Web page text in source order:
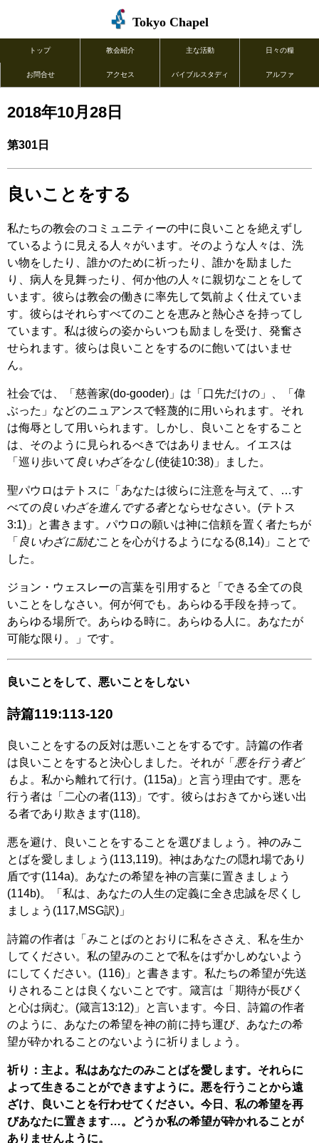
Tokyo Chapel
トップ 教会紹介 主な活動 日々の糧
お問合せ アクセス バイブルスタディ アルファ
2018年10月28日
第301日
良いことをする
私たちの教会のコミュニティーの中に良いことを絶えずし
ているように見える人々がいます。そのような人々は、洗
い物をしたり、誰かのために祈ったり、誰かを励ました
り、病人を見舞ったり、何か他の人々に親切なことをして
います。彼らは教会の働きに率先して気前よく仕えていま
す。彼らはそれらすべてのことを恵みと熱心さを持ってし
ています。私は彼らの姿からいつも励ましを受け、発奮さ
せられます。彼らは良いことをするのに飽いてはいませ
ん。
社会では、「慈善家(do-gooder)」は「口先だけの」、「偉
ぶった」などのニュアンスで軽蔑的に用いられます。それ
は侮辱として用いられます。しかし、良いことをすること
は、そのように見られるべきではありません。イエスは
「巡り歩いて 良いわざをなし(使徒10:38)」ました。
聖パウロはテトスに「あなたは彼らに注意を与えて、…す
べての良いわざを進んでする者とならせなさい。(テトス
3:1)」と書きます。パウロの願いは神に信頼を置く者たちが
「 良いわざに励むことを心がけるようになる(8,14)」ことで
した。
ジョン・ウェスレーの言葉を引用すると「できる全ての良
いことをしなさい。何が何でも。あらゆる手段を持って。
あらゆる場所で。あらゆる時に。あらゆる人に。あなたが
可能な限り。」です。
良いことをして、悪いことをしない
詩篇119:113-120
良いことをするの反対は悪いことをするです。詩篇の作者
は良いことをすると決心しました。それが「 悪を行う者ど
も よ。私から離れて行け。(115a)」と言う理由です。悪を
行う者は「二心の者(113)」です。彼らはおきてから迷い出
る者であり欺きます(118)。
悪を避け、良いことをすることを選びましょう。神のみこ
とばを愛しましょう(113,119)。神はあなたの隠れ場であり
盾です(114a)。あなたの希望を神の言葉に置きましょう
(114b)。「私は、あなたの人生の定義に全き忠誠を尽くし
ましょう(117,MSG訳)」
詩篇の作者は「みことばのとおりに私をささえ、私を生か
してください。私の望みのことで私をはずかしめないよう
にしてください。(116)」と書きます。私たちの希望が先送
りされることは良くないことです。箴言は「期待が長びく
と心は病む。(箴言13:12)」と言います。今日、詩篇の作者
のように、あなたの希望を神の前に持ち運び、あなたの希
望が砕かれることのないように祈りましょう。
祈り：主よ。私はあなたのみことばを愛します。それらに
よって生きることができますように。悪を行うことから遠
ざけ、良いことを行わせてください。今日、私の希望を再
びあなたに置きます…。どうか私の希望が砕かれることが
ありませんように。